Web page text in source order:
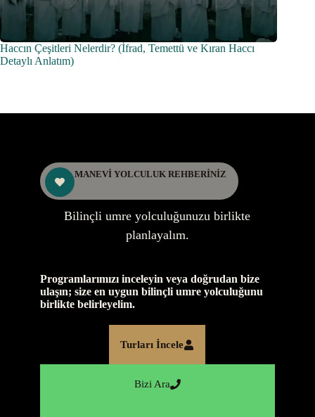
Haccın Çeşitleri Nelerdir? (İfrad, Temettü ve Kıran Haccı
Detaylı Anlatım)
MANEVİ YOLCULUK REHBERİNİZ
Bilinçli umre yolculuğunuzu birlikte
planlayalım.
Programlarımızı inceleyin veya doğrudan bize
ulaşın; size en uygun bilinçli umre yolculuğunu
birlikte belirleyelim.
Turları İncele
Bizi Ara